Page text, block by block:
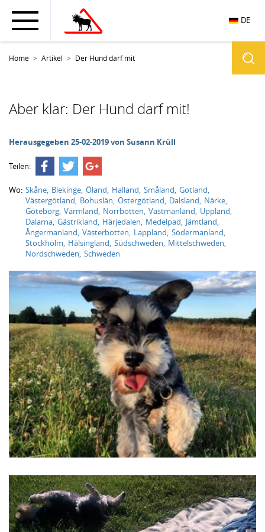
DE
Home Artikel Der Hund darf mit
Aber klar: Der Hund darf mit!
Herausgegeben 25-02-2019 von Susann Krüll
Teilen:
Wo: Skåne Blekinge Öland Halland Småland Gotland
Västergötland Bohuslän Östergötland Dalsland Närke
Göteborg Värmland Norrbotten Vastmanland Uppland
Dalarna Gästrikland Härjedalen Medelpad Jämtland
Ångermanland Västerbotten Lappland Södermanland
Stockholm Hälsingland Südschweden Mittelschweden
Nordschweden Schweden